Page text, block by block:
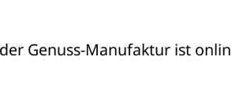
Genuss-Manufaktur ist